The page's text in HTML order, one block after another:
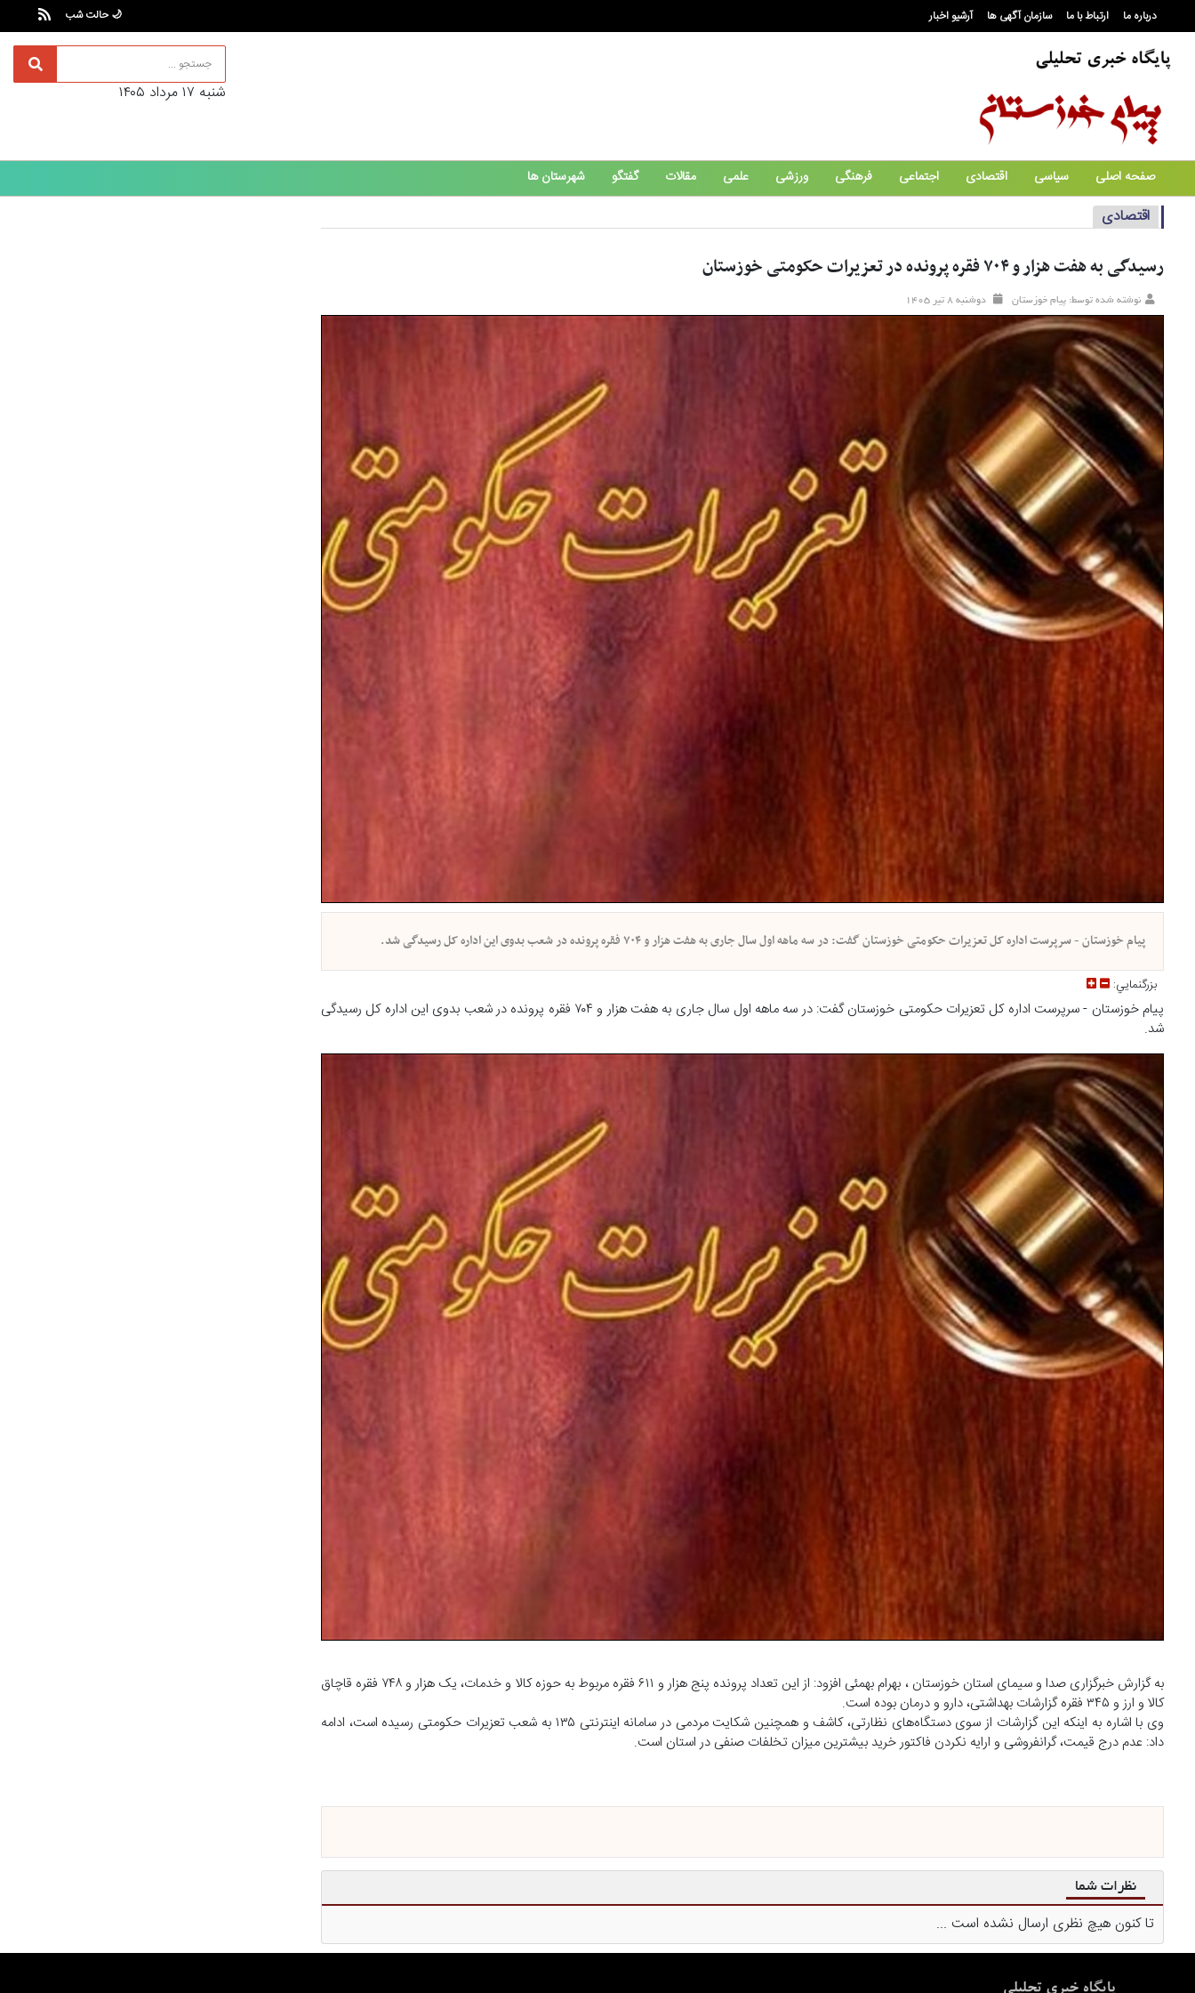
درباره ما ارتباط با ما سازمان آگهی ها آرشیو اخبار 🌙 حالت شب
شنبه ۱۷ مرداد ۱۴۰۵
صفحه اصلی سیاسی اقتصادی اجتماعی فرهنگی ورزشی علمی مقالات گفتگو شهرستان ها
اقتصادی
رسیدگی به هفت هزار و ۷۰۴ فقره پرونده در تعزیرات حکومتی خوزستان
نوشته شده توسط: پیام خوزستان دوشنبه ۸ تير ۱۴۰۵
پیام خوزستان - سرپرست اداره کل تعزیرات حکومتی خوزستان گفت: در سه ماهه اول سال جاری به هفت هزار و ۷۰۴ فقره پرونده در شعب بدوی این اداره کل رسیدگی شد.
بزرگنمايي:
پیام خوزستان - سرپرست اداره کل تعزیرات حکومتی خوزستان گفت: در سه ماهه اول سال جاری به هفت هزار و ۷۰۴ فقره پرونده در شعب بدوی این اداره کل رسیدگی
شد.
به گزارش خبرگزاری صدا و سیمای استان خوزستان ، بهرام بهمئی افزود: از این تعداد پرونده پنج هزار و ۶۱۱ فقره مربوط به حوزه کالا و خدمات، یک هزار و ۷۴۸ فقره قاچاق
کالا و ارز و ۳۴۵ فقره گزارشات بهداشتی، دارو و درمان بوده است.
وی با اشاره به اینکه این گزارشات از سوی دستگاه‌های نظارتی، کاشف و همچنین شکایت مردمی در سامانه اینترنتی ۱۳۵ به شعب تعزیرات حکومتی رسیده است، ادامه
داد: عدم درج قیمت، گرانفروشی و ارایه نکردن فاکتور خرید بیشترین میزان تخلفات صنفی در استان است.
نظرات شما
تا کنون هیچ نظری ارسال نشده است ...